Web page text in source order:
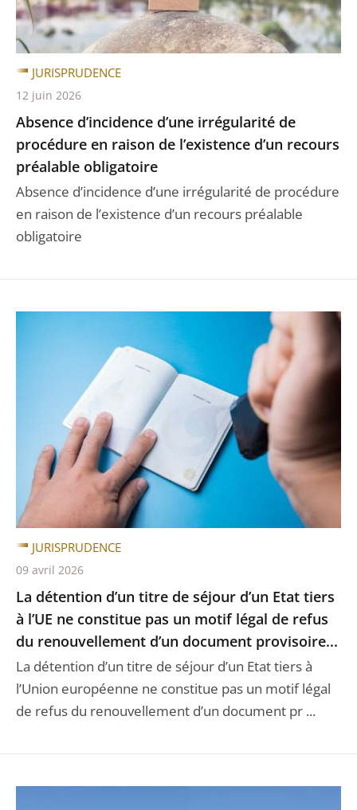
Absence d’incidence d’une irrégularité de
procédure en raison de l’existence d’un recours
préalable obligatoire
Absence d’incidence d’une irrégularité de procédure
en raison de l’existence d’un recours préalable
obligatoire
JURISPRUDENCE
12 juin 2026
La détention d’un titre de séjour d’un Etat tiers
à l’UE ne constitue pas un motif légal de refus
du renouvellement d’un document provisoire...
La détention d’un titre de séjour d’un Etat tiers à
l’Union européenne ne constitue pas un motif légal
de refus du renouvellement d’un document pr ...
JURISPRUDENCE
09 avril 2026